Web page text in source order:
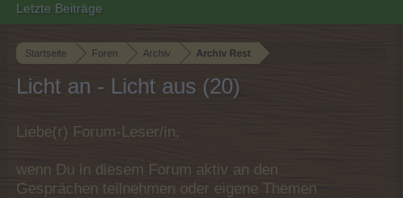
Startseite Foren Archiv Archiv Rest
Licht an - Licht aus (20)
Liebe(r) Forum-Leser/in,
wenn Du in diesem Forum aktiv an den
Gesprächen teilnehmen oder eigene Themen
Letzte Beiträge